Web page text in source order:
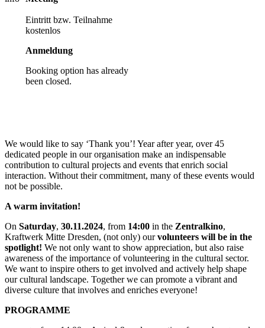
Eintritt bzw. Teilnahme
kostenlos
Anmeldung
Booking option has already
been closed.
We would like to say ‘Thank you’! Year after year, over 45
dedicated people in our organisation make an indispensable
contribution to cultural projects and events that enrich social
interaction. Without their commitment, many of these events would
not be possible.
A warm invitation!
On Saturday, 30.11.2024, from 14:00 in the Zentralkino,
Kraftwerk Mitte Dresden, (not only) ourvolunteers will be in the
spotlight! We not only want to show appreciation, but also raise
awareness of the importance of volunteering in the cultural sector.
We want to inspire others to get involved and actively help shape
our cultural landscape. Together we can promote a vibrant and
diverse culture that involves and enriches everyone!
PROGRAMME